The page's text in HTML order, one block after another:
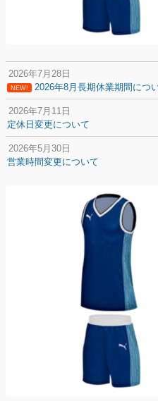
2026年7月28日
NEW! 2026年8月長期休業期間につ
2026年7月11日
定休日変更について
2026年5月30日
営業時間変更について
年末年始の休業期間について